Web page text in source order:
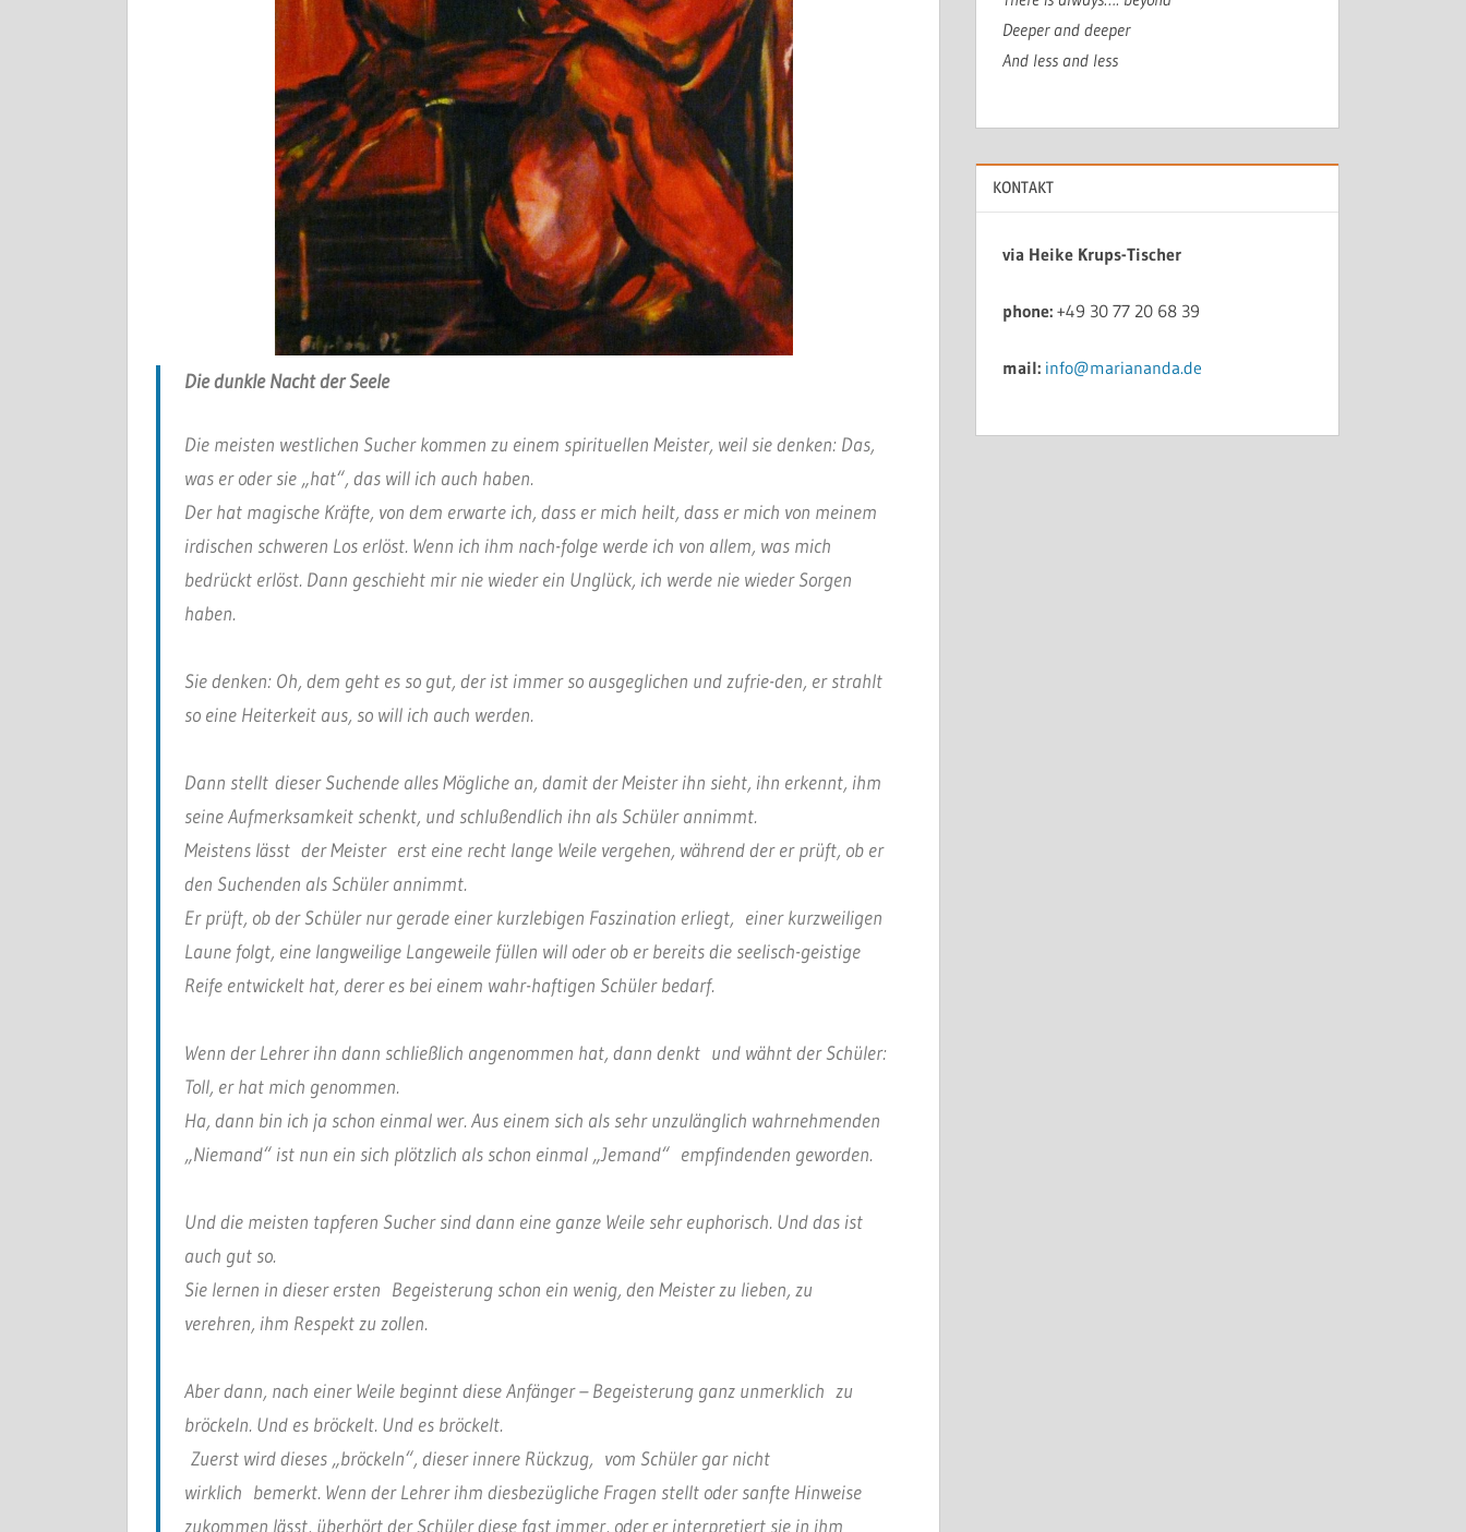
Die dunkle Nacht der Seele
Die meisten westlichen Sucher kommen zu einem spirituellen Meister, weil sie denken: Das,
was er oder sie „hat“, das will ich auch haben.
Der hat magische Kräfte, von dem erwarte ich, dass er mich heilt, dass er mich von meinem
irdischen schweren Los erlöst. Wenn ich ihm nach-folge werde ich von allem, was mich
bedrückt erlöst. Dann geschieht mir nie wieder ein Unglück, ich werde nie wieder Sorgen
haben.
Sie denken: Oh, dem geht es so gut, der ist immer so ausgeglichen und zufrie-den, er strahlt
so eine Heiterkeit aus, so will ich auch werden.
Dann stellt dieser Suchende alles Mögliche an, damit der Meister ihn sieht, ihn erkennt, ihm
seine Aufmerksamkeit schenkt, und schlußendlich ihn als Schüler annimmt.
Meistens lässt der Meister erst eine recht lange Weile vergehen, während der er prüft, ob er
den Suchenden als Schüler annimmt.
Er prüft, ob der Schüler nur gerade einer kurzlebigen Faszination erliegt, einer kurzweiligen
Laune folgt, eine langweilige Langeweile füllen will oder ob er bereits die seelisch-geistige
Reife entwickelt hat, derer es bei einem wahr-haftigen Schüler bedarf.
Wenn der Lehrer ihn dann schließlich angenommen hat, dann denkt und wähnt der Schüler:
Toll, er hat mich genommen.
Ha, dann bin ich ja schon einmal wer. Aus einem sich als sehr unzulänglich wahrnehmenden
„Niemand“ ist nun ein sich plötzlich als schon einmal „Jemand“ empfindenden geworden.
Und die meisten tapferen Sucher sind dann eine ganze Weile sehr euphorisch. Und das ist
auch gut so.
Sie lernen in dieser ersten Begeisterung schon ein wenig, den Meister zu lieben, zu
verehren, ihm Respekt zu zollen.
Aber dann, nach einer Weile beginnt diese Anfänger – Begeisterung ganz unmerklich zu
bröckeln. Und es bröckelt. Und es bröckelt.
Zuerst wird dieses „bröckeln“, dieser innere Rückzug, vom Schüler gar nicht
wirklich bemerkt. Wenn der Lehrer ihm diesbezügliche Fragen stellt oder sanfte Hinweise
zukommen lässt, überhört der Schüler diese fast immer, oder er interpretiert sie in ihm
Deeper and deeper
And less and less
KONTAKT
via Heike Krups-Tischer
phone: +49 30 77 20 68 39
mail: info@mariananda.de